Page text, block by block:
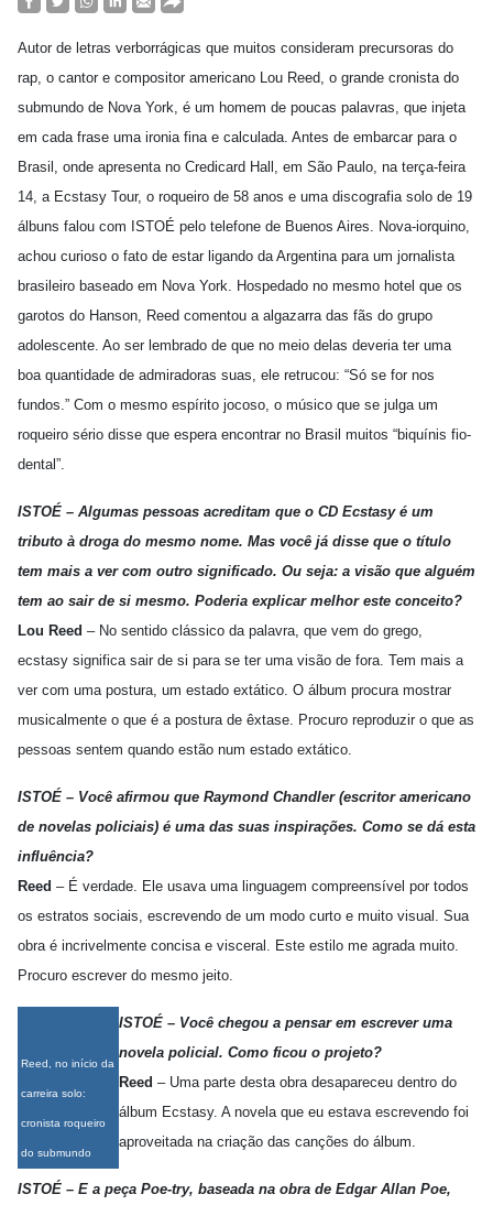
Autor de letras verborrágicas que muitos consideram precursoras do
rap, o cantor e compositor americano Lou Reed, o grande cronista do
submundo de Nova York, é um homem de poucas palavras, que injeta
em cada frase uma ironia fina e calculada. Antes de embarcar para o
Brasil, onde apresenta no Credicard Hall, em São Paulo, na terça-feira
14, a Ecstasy Tour, o roqueiro de 58 anos e uma discografia solo de 19
álbuns falou com ISTOÉ pelo telefone de Buenos Aires. Nova-iorquino,
achou curioso o fato de estar ligando da Argentina para um jornalista
brasileiro baseado em Nova York. Hospedado no mesmo hotel que os
garotos do Hanson, Reed comentou a algazarra das fãs do grupo
adolescente. Ao ser lembrado de que no meio delas deveria ter uma
boa quantidade de admiradoras suas, ele retrucou: “Só se for nos
fundos.” Com o mesmo espírito jocoso, o músico que se julga um
roqueiro sério disse que espera encontrar no Brasil muitos “biquínis fio-
dental”.
ISTOÉ – Algumas pessoas acreditam que o CD Ecstasy é um
tributo à droga do mesmo nome. Mas você já disse que o título
tem mais a ver com outro significado. Ou seja: a visão que alguém
tem ao sair de si mesmo. Poderia explicar melhor este conceito?
Lou Reed – No sentido clássico da palavra, que vem do grego,
ecstasy significa sair de si para se ter uma visão de fora. Tem mais a
ver com uma postura, um estado extático. O álbum procura mostrar
musicalmente o que é a postura de êxtase. Procuro reproduzir o que as
pessoas sentem quando estão num estado extático.
ISTOÉ – Você afirmou que Raymond Chandler (escritor americano
de novelas policiais) é uma das suas inspirações. Como se dá esta
influência?
Reed – É verdade. Ele usava uma linguagem compreensível por todos
os estratos sociais, escrevendo de um modo curto e muito visual. Sua
obra é incrivelmente concisa e visceral. Este estilo me agrada muito.
Procuro escrever do mesmo jeito.
Reed, no início da
carreira solo:
cronista roqueiro
do submundo
ISTOÉ – Você chegou a pensar em escrever uma
novela policial. Como ficou o projeto?
Reed – Uma parte desta obra desapareceu dentro do
álbum Ecstasy. A novela que eu estava escrevendo foi
aproveitada na criação das canções do álbum.
ISTOÉ – E a peça Poe-try, baseada na obra de Edgar Allan Poe,